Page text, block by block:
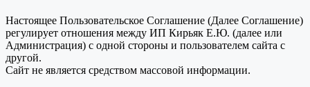
Настоящее Пользовательское Соглашение (Далее Соглашение)
регулирует отношения между ИП Кирьяк Е.Ю. (далее или
Администрация) с одной стороны и пользователем сайта с
другой.
Сайт не является средством массовой информации.